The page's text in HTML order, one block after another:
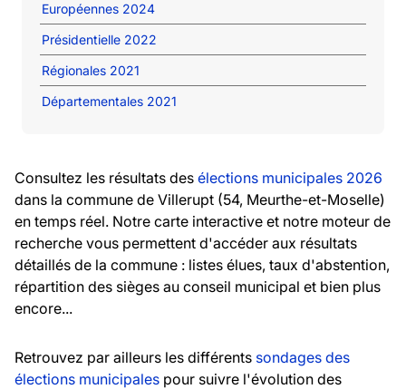
Européennes 2024
Présidentielle 2022
Régionales 2021
Départementales 2021
Consultez les résultats des élections municipales 2026
dans la commune de Villerupt (54, Meurthe-et-Moselle)
en temps réel. Notre carte interactive et notre moteur de
recherche vous permettent d'accéder aux résultats
détaillés de la commune : listes élues, taux d'abstention,
répartition des sièges au conseil municipal et bien plus
encore...
Retrouvez par ailleurs les différents sondages des
élections municipales pour suivre l'évolution des